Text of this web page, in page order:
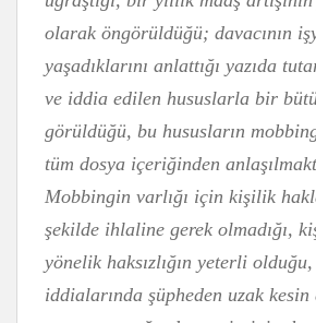
olarak öngörüldüğü; davacının
yaşadıklarını anlattığı yazıda
ve iddia edilen hususlarla bir
görüldüğü, bu hususların
tüm dosya içeriğinden
Mobbingin varlığı için kişilik
şekilde ihlaline gerek olmadığı,
yönelik haksızlığın yeterli
iddialarında şüpheden uzak